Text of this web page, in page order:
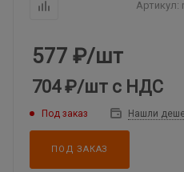
Артикул:
577 ₽/шт
704 ₽/шт с НДС
Под заказ Нашли
ПОД ЗАКАЗ